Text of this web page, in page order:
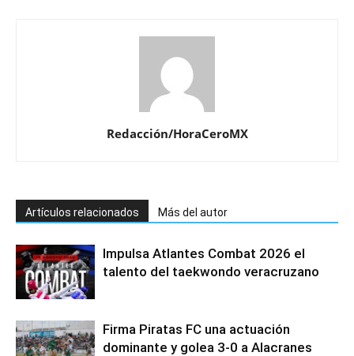
Redacción/HoraCeroMX
Artículos relacionados Más del autor
Impulsa Atlantes Combat 2026 el
talento del taekwondo veracruzano
Firma Piratas FC una actuación
dominante y golea 3-0 a Alacranes